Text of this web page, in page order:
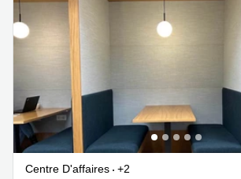
Centre D'affaires
+2